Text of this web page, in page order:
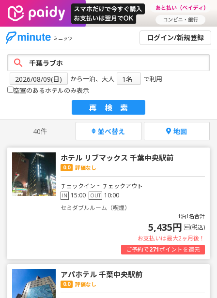
ミニッツ ログイン/新規登録
から一泊、大人
で利用
空室のあるホテルのみ表示
再検索
40件 並べ替え 地図
ホテル リブマックス 千葉中央駅前
0.0 評価なし
チェックイン ~ チェックアウト
IN 15:00 OUT 10:00
セミダブルルーム（喫煙）
1泊1名合計
5,435円 (税込)
お支払いは最大2ヶ月後！
ご予約で271ポイントを還元
アパホテル 千葉中央駅前
0.0 評価なし